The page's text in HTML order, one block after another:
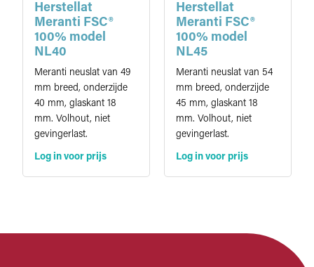
Herstellat
Meranti FSC®
100% model
NL40
Meranti neuslat van 49
mm breed, onderzijde
40 mm, glaskant 18
mm. Volhout, niet
gevingerlast.
Log in voor prijs
Herstellat
Meranti FSC®
100% model
NL45
Meranti neuslat van 54
mm breed, onderzijde
45 mm, glaskant 18
mm. Volhout, niet
gevingerlast.
Log in voor prijs